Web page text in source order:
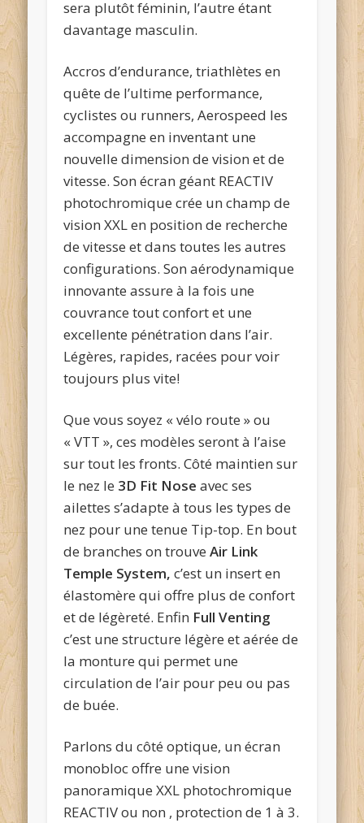
sera plutôt féminin, l’autre étant
davantage masculin.
Accros d’endurance, triathlètes en
quête de l’ultime performance,
cyclistes ou runners, Aerospeed les
accompagne en inventant une
nouvelle dimension de vision et de
vitesse. Son écran géant REACTIV
photochromique crée un champ de
vision XXL en position de recherche
de vitesse et dans toutes les autres
configurations. Son aérodynamique
innovante assure à la fois une
couvrance tout confort et une
excellente pénétration dans l’air.
Légères, rapides, racées pour voir
toujours plus vite!
Que vous soyez « vélo route » ou
« VTT », ces modèles seront à l’aise
sur tout les fronts. Côté maintien sur
le nez le 3D Fit Noseavec ses
ailettes s’adapte à tous les types de
nez pour une tenue Tip-top. En bout
de branches on trouveAir Link
Temple System,c’est un insert en
élastomère qui offre plus de confort
et de légèreté. Enfin Full Venting
c’est une structure légère et aérée de
la monture qui permet une
circulation de l’air pour peu ou pas
de buée.
Parlons du côté optique, un écran
monobloc offre une vision
panoramique XXL photochromique
REACTIV ou non , protection de 1 à 3.